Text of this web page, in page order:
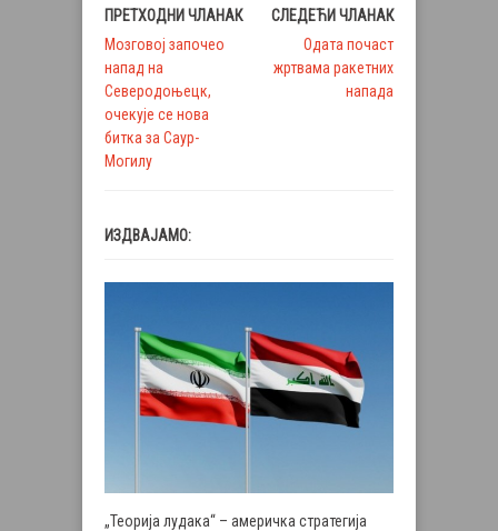
ПРЕТХОДНИ ЧЛАНАК
Мозговој започео
напад на
Северодоњецк,
очекује се нова
битка за Саур-
Могилу
СЛЕДЕЋИ ЧЛАНАК
Одата почаст
жртвама ракетних
напада
ИЗДВАЈАМО:
„Теорија лудака“ – америчка стратегија